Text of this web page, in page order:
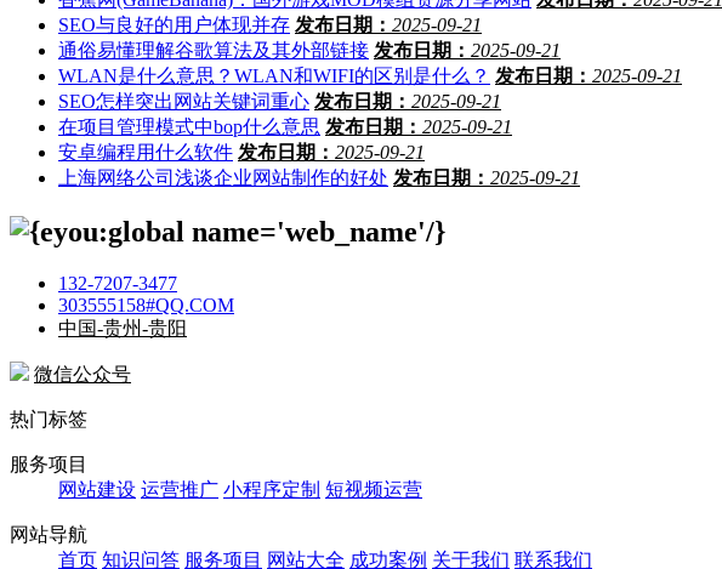
SEO与良好的用户体现并存 发布日期： 2025-09-21
通俗易懂理解谷歌算法及其外部链接 发布日期： 2025-09-21
WLAN是什么意思？WLAN和WIFI的区别是什么？ 发布日期： 2025-09-21
SEO怎样突出网站关键词重心 发布日期： 2025-09-21
在项目管理模式中bop什么意思 发布日期： 2025-09-21
安卓编程用什么软件 发布日期： 2025-09-21
上海网络公司浅谈企业网站制作的好处 发布日期： 2025-09-21
132-7207-3477
303555158#QQ.COM
中国-贵州-贵阳
微信公众号
热门标签
服务项目
网站建设 运营推广 小程序定制 短视频运营
网站导航
首页 知识问答 服务项目 网站大全 成功案例 关于我们 联系我们